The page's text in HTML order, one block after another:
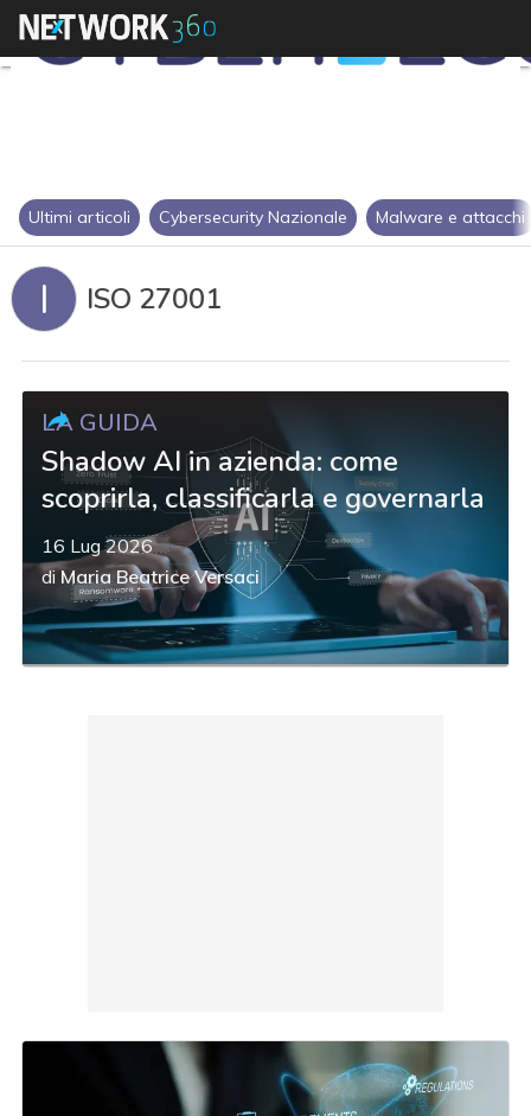
Ultimi articoli Cybersecurity Nazionale Malware e attacchi
I ISO 27001
LA GUIDA
Shadow AI in azienda: come
scoprirla, classificarla e governarla
16 Lug 2026
diMaria Beatrice Versaci